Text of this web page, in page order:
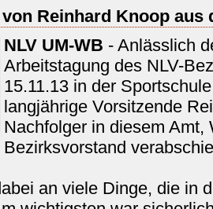
Reinhard Knoop
NLV UM-WB - Anlässlich
Arbeitstagung des NLV-
15.11.13 in der
langjährige Vorsitzende
Nachfolger in diesem
Bezirksvorstand
an viele Dinge, die in